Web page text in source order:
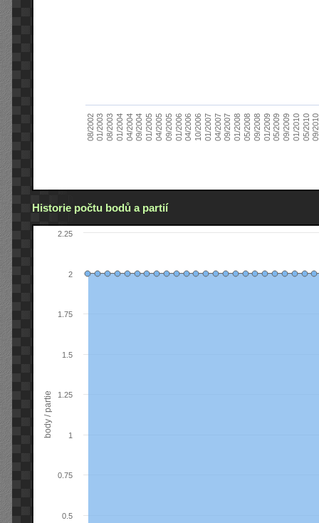
08/200201/200308/200301/200404/200409/200401/200504/200509/200501/200604/200610/200601/200704/200709/200701/200805/200809/200801/200905/200909/200901/201005/201009/
Historie počtu bodů a partií
body / partie
0.5
0.75
1
1.25
1.5
1.75
2
2.25